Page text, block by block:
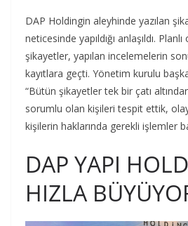
DAP Holdingin aleyhinde yazılan
neticesinde yapıldığı anlaşıldı.
şikayetler, yapılan incelemelerin
kayıtlara geçti. Yönetim kurulu
“Bütün şikayetler tek bir çatı
sorumlu olan kişileri tespit ettik,
kişilerin haklarında gerekli işlemler
DAP YAPI
HIZLA